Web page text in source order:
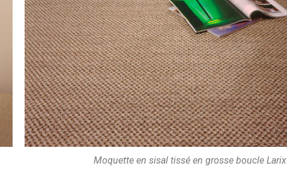
Moquette en sisal tissé en grosse boucle Larix